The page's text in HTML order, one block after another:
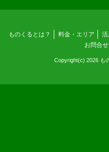
ものくるとは？ 料金・エリア 活
お問合せ
Copyright(c) 2026 も